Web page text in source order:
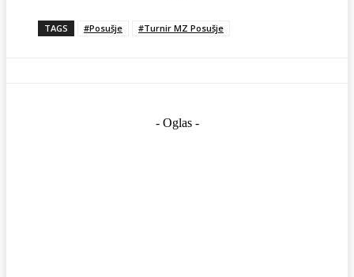
TAGS #Posušje #Turnir MZ Posušje
- Oglas -